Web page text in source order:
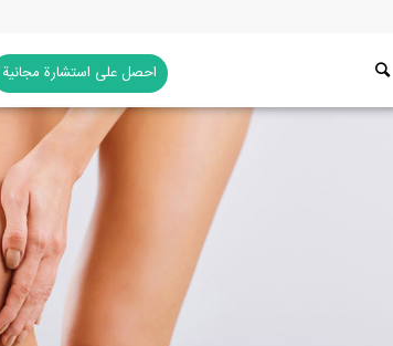
احصل على استشارة مجانية